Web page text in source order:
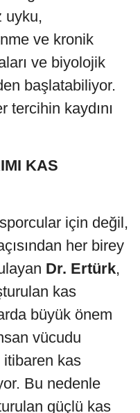
uyku,
ve kronik
ve biyolojik
başlatabiliyor.
tercihin kaydını
KAS
sporcular için değil,
her birey
Dr. Ertürk,
kas
büyük önem
vücudu
itibaren kas
Bu nedenle
güçlü kas